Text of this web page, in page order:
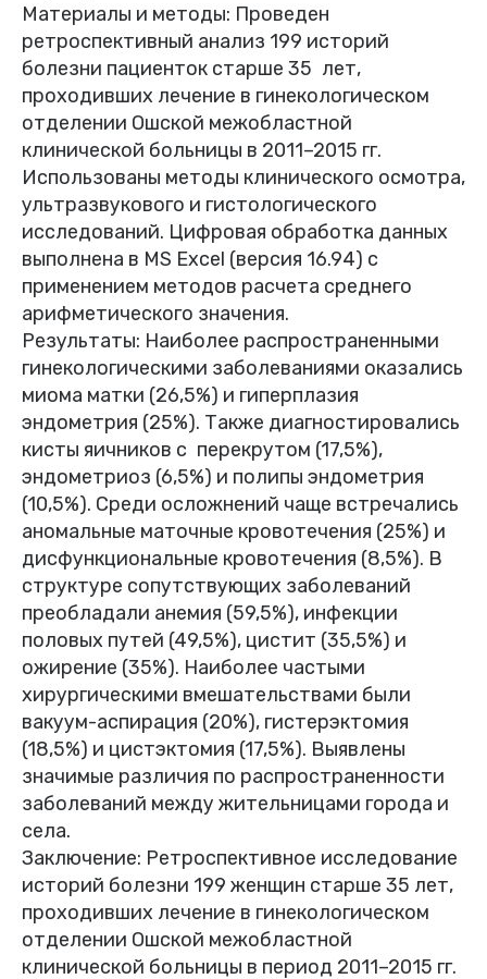
Материалы и методы: Проведен
ретроспективный анализ 199 историй
болезни пациенток старше 35 лет,
проходивших лечение в гинекологическом
отделении Ошской межобластной
клинической больницы в 2011–2015 гг.
Использованы методы клинического осмотра,
ультразвукового и гистологического
исследований. Цифровая обработка данных
выполнена в MS Excel (версия 16.94) с
применением методов расчета среднего
арифметического значения.
Результаты: Наиболее распространенными
гинекологическими заболеваниями оказались
миома матки (26,5%) и гиперплазия
эндометрия (25%). Также диагностировались
кисты яичников с перекрутом (17,5%),
эндометриоз (6,5%) и полипы эндометрия
(10,5%). Среди осложнений чаще встречались
аномальные маточные кровотечения (25%) и
дисфункциональные кровотечения (8,5%). В
структуре сопутствующих заболеваний
преобладали анемия (59,5%), инфекции
половых путей (49,5%), цистит (35,5%) и
ожирение (35%). Наиболее частыми
хирургическими вмешательствами были
вакуум-аспирация (20%), гистерэктомия
(18,5%) и цистэктомия (17,5%). Выявлены
значимые различия по распространенности
заболеваний между жительницами города и
села.
Заключение: Ретроспективное исследование
историй болезни 199 женщин старше 35 лет,
проходивших лечение в гинекологическом
отделении Ошской межобластной
клинической больницы в период 2011–2015 гг.